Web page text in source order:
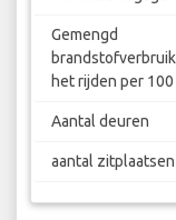
Gemengd
het rijden per 100
Aantal deuren
aantal zitplaatsen